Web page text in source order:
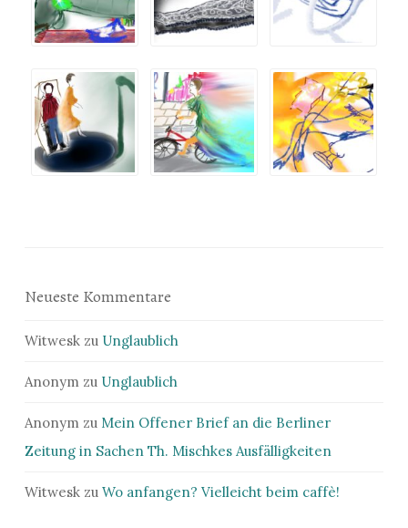
Neueste Kommentare
Witwesk zu Unglaublich
Anonym zu Unglaublich
Anonym zu Mein Offener Brief an die Berliner
Zeitung in Sachen Th. Mischkes Ausfälligkeiten
Witwesk zu Wo anfangen? Vielleicht beim caffè!